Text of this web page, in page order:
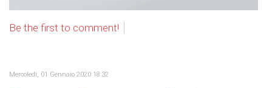
Be the first to comment!
Mercoledì, 01 Gennaio 2020 18:32